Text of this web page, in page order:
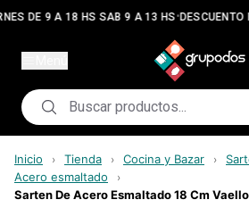
DE 9 A 18 HS SAB 9 A 13 HS•DESCUENTO
Inicio › Tienda › Cocina y Bazar ›
Acero esmaltado ›
Sarten De Acero Esmaltado 18 Cm